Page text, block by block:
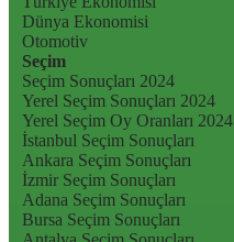
Dünya Ekonomisi
Otomotiv
Seçim
Seçim Sonuçları 2024
Yerel Seçim Sonuçları 2024
Yerel Seçim Oy Oranları 2024
İstanbul Seçim Sonuçları
Ankara Seçim Sonuçları
İzmir Seçim Sonuçları
Adana Seçim Sonuçları
Bursa Seçim Sonuçları